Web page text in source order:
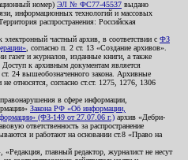
номер) ЭЛ № ФС77-45537 выдано
информационных технологий и массовых
распространения: Российская
частный архив, в соответствии с ФЗ
, согласно п. 2 ст. 13 «Создание архивов».
газет и журналов, изданные книги, а также
к архивным документам является
24 вышеобозначенного закона. Архивные
относятся, согласно ст.ст. 1275, 1276, 1306
в сфере информации,
Закона РФ «Об информации,
(ФЗ-149 от 27.07.06 г.) архив «Дебри-
ответственность за распространение
и работают на основании ст.8 «Право на
главный редактор, журналист не несут